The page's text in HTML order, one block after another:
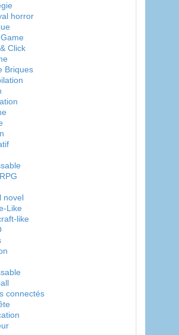
horror
Click
Briques
novel
Like
like
connectés